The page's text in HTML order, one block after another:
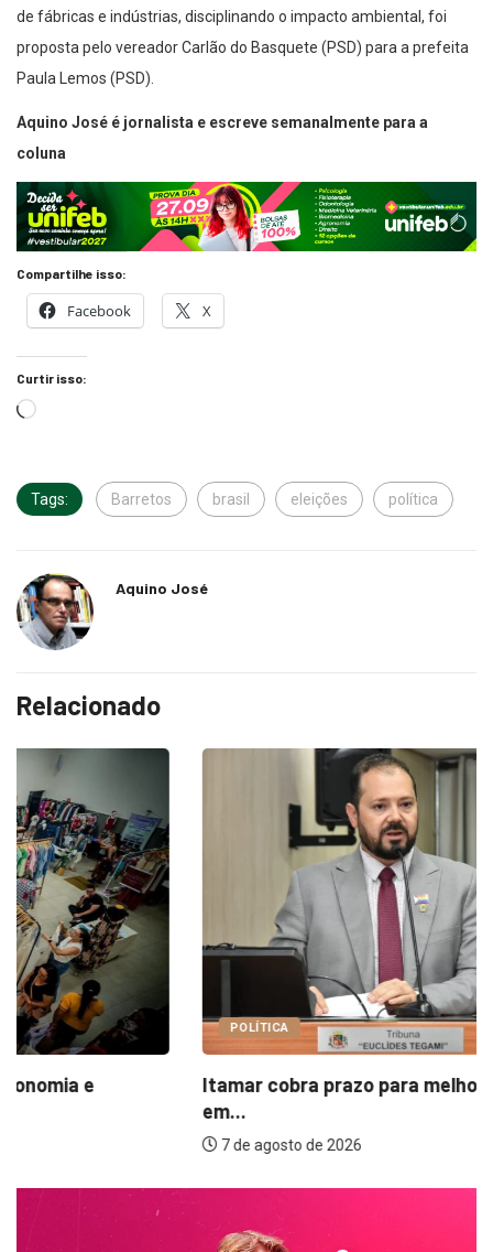
de fábricas e indústrias, disciplinando o impacto ambiental, foi
proposta pelo vereador Carlão do Basquete (PSD) para a prefeita
Paula Lemos (PSD).
Aquino José é jornalista e escreve semanalmente para a
coluna
Compartilhe isso:
Facebook X
Curtir isso:
Tags: Barretos brasil eleições política
Aquino José
Relacionado
POLÍTICA
Itamar cobra prazo para melhorias estruturais